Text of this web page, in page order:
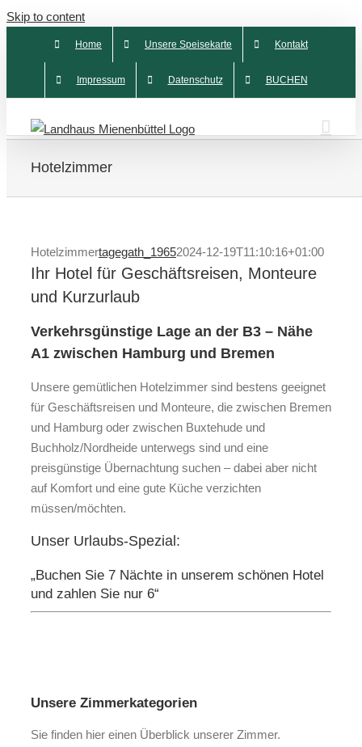
Skip to content
Home Unsere Speisekarte Kontakt
Impressum Datenschutz BUCHEN
Hotelzimmer
Hotelzimmertagegath_19652024-12-19T11:10:16+01:00
Ihr Hotel für Geschäftsreisen, Monteure
und Kurzurlaub
Verkehrsgünstige Lage an der B3 – Nähe
A1 zwischen Hamburg und Bremen
Unsere gemütlichen Hotelzimmer sind bestens geeignet
für Geschäftsreisen und Monteure, die zwischen Bremen
und Hamburg oder zwischen Buxtehude und
Buchholz/Nordheide unterwegs sind und eine
preisgünstige Übernachtung suchen – dabei aber nicht
auf Komfort und eine gute Küche verzichten
müssen/möchten.
Unser Urlaubs-Spezial:
„Buchen Sie 7 Nächte in unserem schönen Hotel
und zahlen Sie nur 6“
Unsere Zimmerkategorien
Sie finden hier einen Überblick unserer Zimmer.